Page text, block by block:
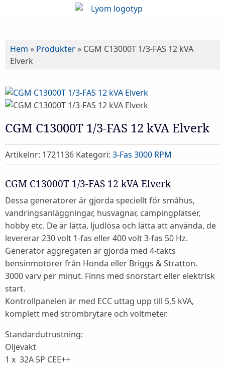
Hem » Produkter » CGM C13000T 1/3-FAS 12 kVA
Elverk
CGM C13000T 1/3-FAS 12 kVA Elverk
Artikelnr: 1721136 Kategori: 3-Fas 3000 RPM
CGM C13000T 1/3-FAS 12 kVA Elverk
Dessa generatorer är gjorda speciellt för småhus,
vandringsanläggningar, husvagnar, campingplatser,
hobby etc. De är lätta, ljudlösa och lätta att använda, de
levererar 230 volt 1-fas eller 400 volt 3-fas 50 Hz.
Generator aggregaten är gjorda med 4-takts
bensinmotorer från Honda eller Briggs & Stratton.
3000 varv per minut. Finns med snörstart eller elektrisk
start.
Kontrollpanelen är med ECC uttag upp till 5,5 kVA,
komplett med strömbrytare och voltmeter.
Standardutrustning:
Oljevakt
1 x 32A 5P CEE++